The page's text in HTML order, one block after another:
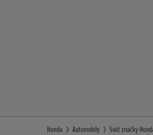
Honda Automobily Svět značky